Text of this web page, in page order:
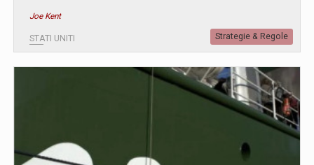
Joe Kent
STATI UNITI Strategie & Regole